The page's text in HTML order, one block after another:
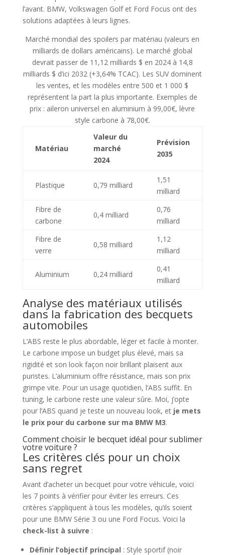
l’avant. BMW, Volkswagen Golf et Ford Focus ont des
solutions adaptées à leurs lignes.
Marché mondial des spoilers par matériau (valeurs en
milliards de dollars américains). Le marché global
devrait passer de 11,12 milliards $ en 2024 à 14,8
milliards $ d’ici 2032 (+3,64% TCAC). Les SUV dominent
les ventes, et les modèles entre 500 et 1 000 $
représentent la part la plus importante. Exemples de
prix : aileron universel en aluminium à 99,00€, lèvre
style carbone à 78,00€.
Matériau
Valeur du
marché
2024
Prévision
2035
Plastique 0,79 milliard
1,51
milliard
Fibre de
carbone
0,4 milliard
0,76
milliard
Fibre de
verre
0,58 milliard
1,12
milliard
Aluminium 0,24 milliard
0,41
milliard
Analyse des matériaux utilisés
dans la fabrication des becquets
automobiles
L’ABS reste le plus abordable, léger et facile à monter.
Le carbone impose un budget plus élevé, mais sa
rigidité et son look façon noir brillant plaisent aux
puristes. L’aluminium offre résistance, mais son prix
grimpe vite. Pour un usage quotidien, l’ABS suffit. En
tuning, le carbone reste une valeur sûre. Moi, j’opte
pour l’ABS quand je teste un nouveau look, et je mets
le prix pour du carbone sur ma BMW M3.
Comment choisir le becquet idéal pour sublimer
votre voiture ?
Les critères clés pour un choix
sans regret
Avant d’acheter un becquet pour votre véhicule, voici
les 7 points à vérifier pour éviter les erreurs. Ces
critères s’appliquent à tous les modèles, qu’ils soient
pour une BMW Série 3 ou une Ford Focus. Voici la
check-list à suivre :
Définir l’objectif principal : Style sportif (noir